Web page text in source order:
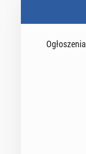
Ogłoszenia